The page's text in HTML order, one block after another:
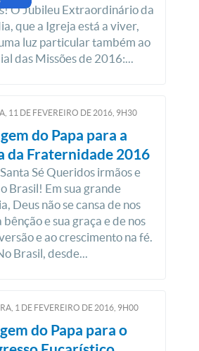
O Jubileu Extraordinário da
que a Igreja está a viver,
luz particular também ao
das Missões de 2016:...
11 DE FEVEREIRO DE 2016, 9H30
do Papa para a
da Fraternidade 2016
Sé Queridos irmãos e
Brasil! Em sua grande
Deus não se cansa de nos
e sua graça e de nos
e ao crescimento na fé.
Brasil, desde...
1 DE FEVEREIRO DE 2016, 9H00
do Papa para o